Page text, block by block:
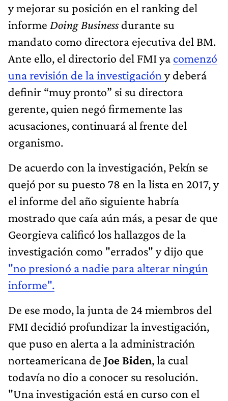
y mejorar su posición en el ranking del
informe Doing Businessdurante su
mandato como directora ejecutiva del BM.
Ante ello, el directorio del FMI ya comenzó
una revisión de la investigación y deberá
definir “muy pronto” si su directora
gerente, quien negó firmemente las
acusaciones, continuará al frente del
organismo.
De acuerdo con la investigación, Pekín se
quejó por su puesto 78 en la lista en 2017, y
el informe del año siguiente habría
mostrado que caía aún más, a pesar de que
Georgieva calificó los hallazgos de la
investigación como "errados" y dijo que
"no presionó a nadie para alterar ningún
informe".
De ese modo, la junta de 24 miembros del
FMI decidió profundizar la investigación,
que puso en alerta a la administración
norteamericana de Joe Biden, la cual
todavía no dio a conocer su resolución.
"Una investigación está en curso con el